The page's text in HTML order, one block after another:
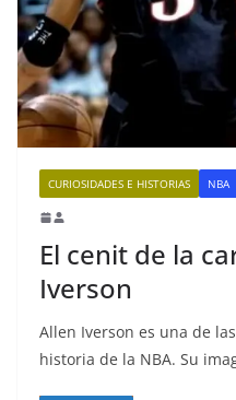
CURIOSIDADES E HISTORIAS NBA
El cenit de la
Iverson
Allen Iverson es una de
historia de la NBA. Su